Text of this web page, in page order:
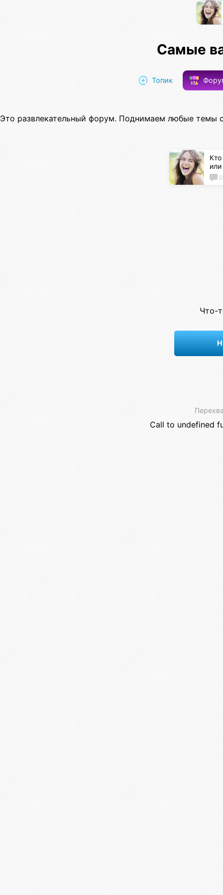
Самые
Топик
Это развлекательный форум. Поднимаем любые темы
Что-
Call to undefined